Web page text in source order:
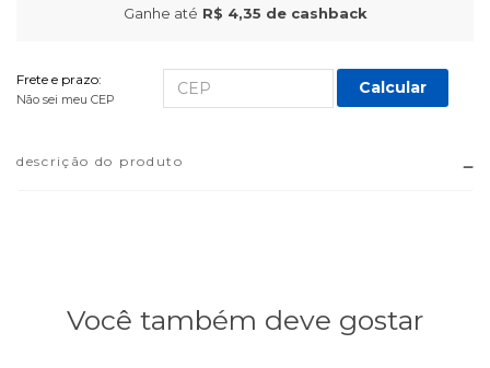
Ganhe até R$ 4,35 de cashback
Frete e prazo:
Não sei meu CEP
Calcular
descrição do produto
Você também deve gostar